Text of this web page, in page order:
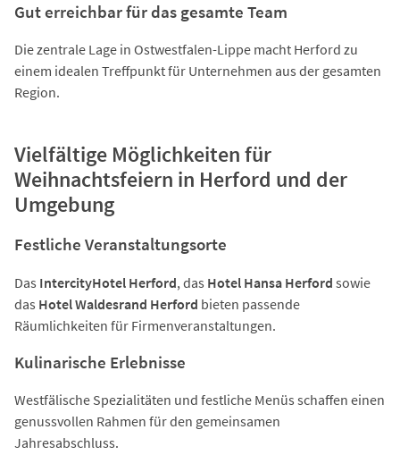
Gut erreichbar für das gesamte Team
Die zentrale Lage in Ostwestfalen-Lippe macht Herford zu
einem idealen Treffpunkt für Unternehmen aus der gesamten
Region.
Vielfältige Möglichkeiten für
Weihnachtsfeiern in Herford und der
Umgebung
Festliche Veranstaltungsorte
Das IntercityHotel Herford, das Hotel Hansa Herford sowie
das Hotel Waldesrand Herford bieten passende
Räumlichkeiten für Firmenveranstaltungen.
Kulinarische Erlebnisse
Westfälische Spezialitäten und festliche Menüs schaffen einen
genussvollen Rahmen für den gemeinsamen
Jahresabschluss.